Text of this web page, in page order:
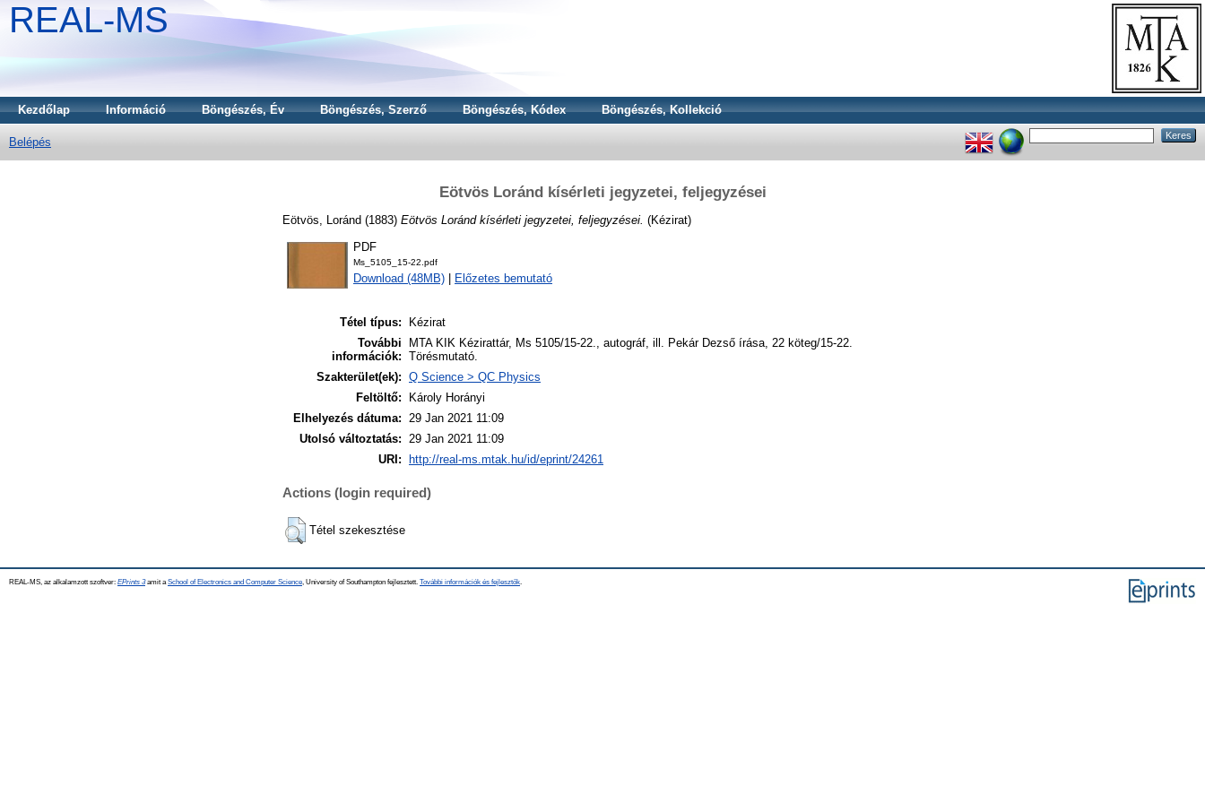
REAL-MS
Kezdőlap Információ Böngészés, Év Böngészés, Szerző Böngészés, Kódex Böngészés, Kollekció
Belépés
Eötvös Loránd kísérleti jegyzetei, feljegyzései
Eötvös, Loránd (1883) Eötvös Loránd kísérleti jegyzetei, feljegyzései. (Kézirat)
PDF
Ms_5105_15-22.pdf
Download (48MB) Előzetes bemutató
Tétel típus:
Kézirat
További
információk:
MTA KIK Kézirattár, Ms 5105/15-22., autográf, ill. Pekár Dezső írása, 22 köteg/15-22.
Törésmutató.
Szakterület(ek): Q Science > QC Physics
Feltöltő:
Károly Horányi
Elhelyezés dátuma: 29 Jan 2021 11:09
Utolsó változtatás: 29 Jan 2021 11:09
URI:
http://real-ms.mtak.hu/id/eprint/24261
Actions (login required)
Tétel szekesztése
REAL-MS, az alkalamzott szoftver: EPrints 3amit a School of Electronics and Computer Science , University of Southampton fejlesztett. További információk és fejlesztők